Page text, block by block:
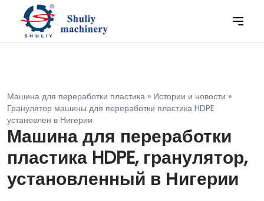
Машина для переработки пластика » Истории и новости »
Гранулятор машины для переработки пластика HDPE
установлен в Нигерии
Машина для переработки
пластика HDPE, гранулятор,
установленный в Нигерии